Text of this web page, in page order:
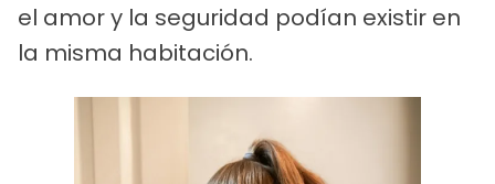
el amor y la seguridad podían existir en
la misma habitación.